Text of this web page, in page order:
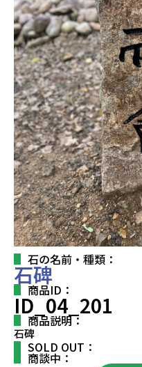
石の名前・種類：
石碑
商品ID：
ID_04_201
商品説明：
石碑
SOLD OUT：
商談中：